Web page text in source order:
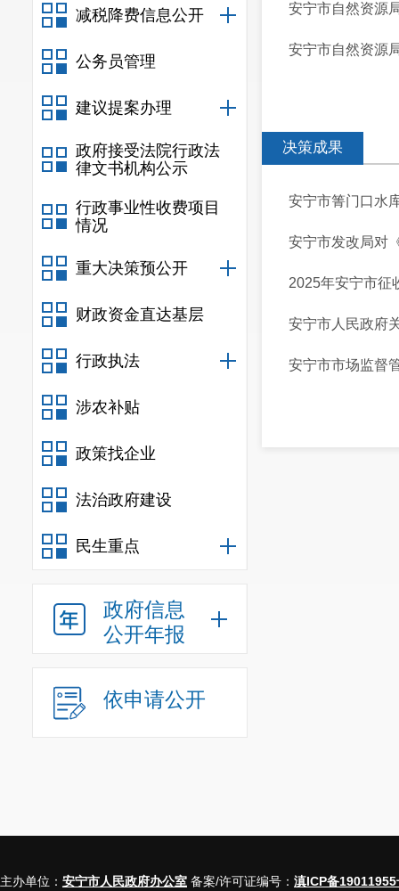
减税降费信息公开
公务员管理
建议提案办理
政府接受法院行政法
律文书机构公示
行政事业性收费项目
情况
重大决策预公开
财政资金直达基层
行政执法
涉农补贴
政策找企业
法治政府建设
民生重点
政府信息
公开年报
依申请公开
安宁市自然资源
安宁市自然资源
决策成果
安宁市箐门口水
安宁市发改局对
2025年安宁市征
安宁市人民政府
安宁市市场监督
主办单位： 安宁市人民政府办公室 备案/许可证编号： 滇ICP备